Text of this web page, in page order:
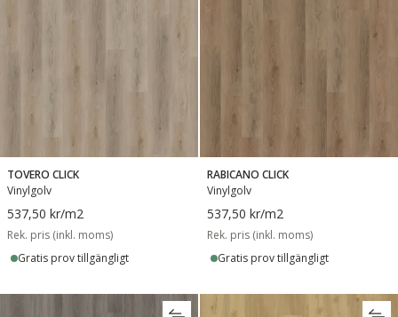
TOVERO CLICK
Vinylgolv
537,50 kr/m2
Rek. pris (inkl. moms)
Gratis prov tillgängligt
RABICANO CLICK
Vinylgolv
537,50 kr/m2
Rek. pris (inkl. moms)
Gratis prov tillgängligt